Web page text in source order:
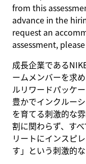
from this
advance in the
request an
assessment,
成長企業である
ームメンバーを求
ルリワードパッケ
豊かでインクルー
を育てる刺激的な
割に関わらず、す
リートにインスピ
す」という刺激的